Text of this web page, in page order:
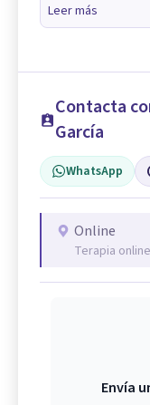
Leer más
Contacta
García
WhatsApp
Online
Terapia online
Envía